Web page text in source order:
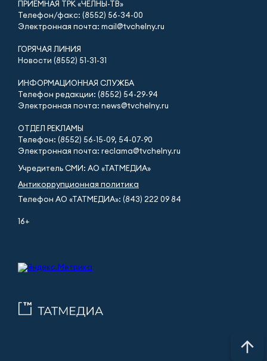
ПРИЁМНАЯ ТРК «ЧЕЛНЫ-ТВ»
Телефон/факс: (8552) 56-34-00
Электронная почта: mail@tvchelny.ru
ГОРЯЧАЯ ЛИНИЯ
Новости (8552) 51-31-31
ИНФОРМАЦИОННАЯ СЛУЖБА
Телефон редакции: (8552) 54-29-94
Электронная почта: news@tvchelny.ru
ОТДЕЛ РЕКЛАМЫ
Телефон: (8552) 56-15-09, 54-07-90
Электронная почта: reclama@tvchelny.ru
Учредитель СМИ: АО «ТАТМЕДИА»
Антикоррупционная политика
Телефон АО «ТАТМЕДИА»: (843) 222 09 84
16+